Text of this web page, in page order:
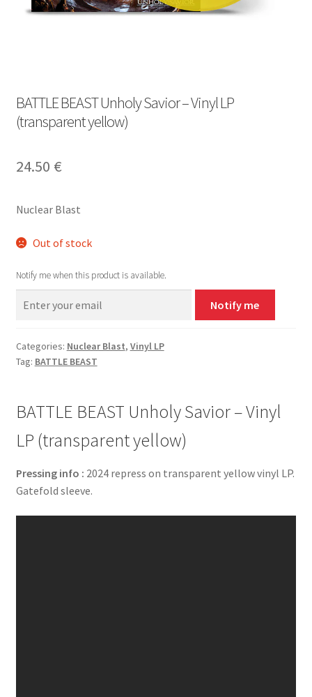
BATTLE BEAST Unholy Savior – Vinyl LP
(transparent yellow)
24.50 €
Nuclear Blast
Out of stock
Notify me when this product is available.
Notify me
Categories: Nuclear Blast, Vinyl LP
Tag: BATTLE BEAST
BATTLE BEAST Unholy Savior – Vinyl
LP (transparent yellow)
Pressing info : 2024 repress on transparent yellow vinyl LP.
Gatefold sleeve.